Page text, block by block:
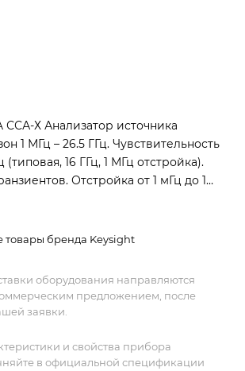
ССА-Х Анализатор источника
1 МГц – 26.5 ГГц. Чувствительность
(типовая, 16 ГГц, 1 МГц отстройка).
Отстройка от 1 мГц до 1
товары бренда Keysight
оборудования направляются
предложением, после
заявки.
и свойства прибора
в официальной спецификации